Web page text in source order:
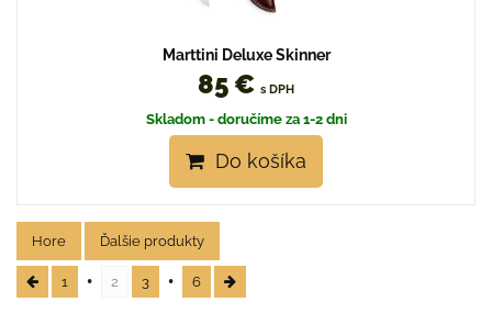
Marttini Deluxe Skinner
85 € s DPH
Skladom - doručíme za 1-2 dni
Do košíka
Hore Ďalšie produkty
1 2 3 6